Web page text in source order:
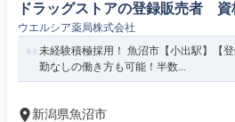
ドラッグストアの登録販売者 資
ウエルシア薬局株式会社
未経験積極採用！ 魚沼市【小出駅】【
勤なしの働き方も可能！半数...
新潟県魚沼市